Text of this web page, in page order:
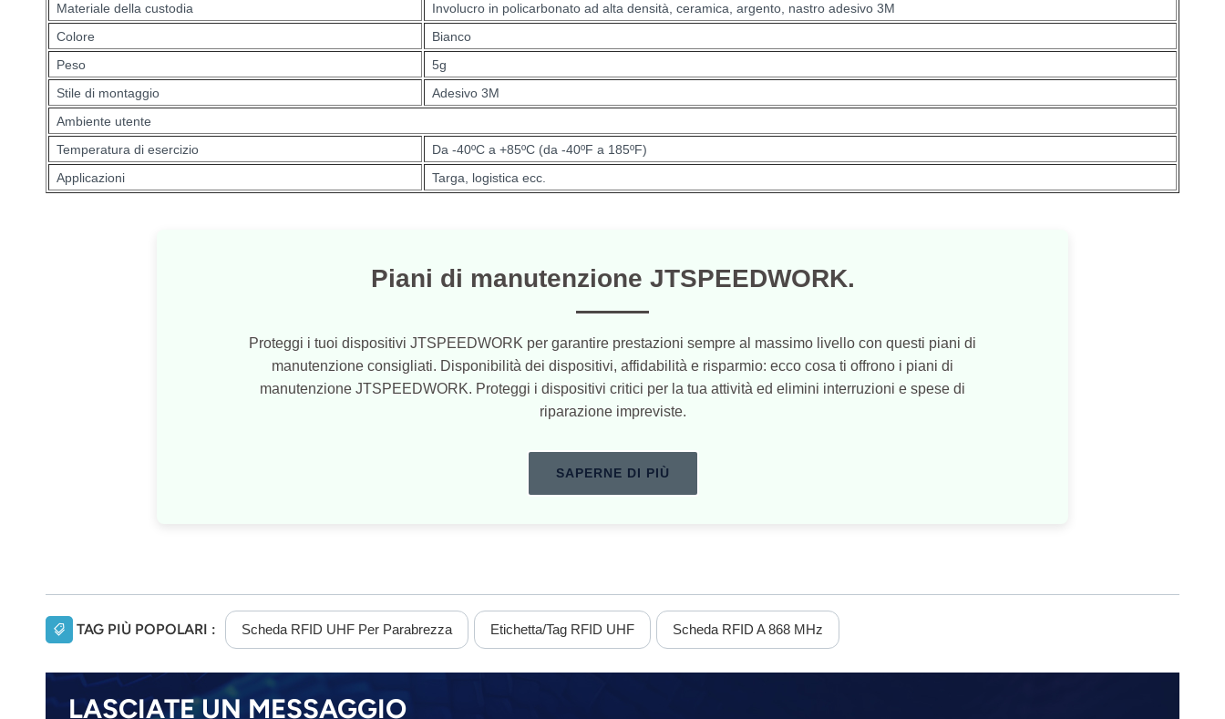
Materiale della custodia
Involucro in policarbonato ad alta densità, ceramica, argento, nastro adesivo 3M
Colore
Bianco
Peso
5g
Stile di montaggio
Adesivo 3M
Ambiente utente
Temperatura di esercizio
Da -40ºC a +85ºC (da -40ºF a 185ºF)
Applicazioni
Targa, logistica ecc.
Piani di manutenzione JTSPEEDWORK.
Proteggi i tuoi dispositivi JTSPEEDWORK per garantire prestazioni sempre al massimo livello con questi piani di
manutenzione consigliati. Disponibilità dei dispositivi, affidabilità e risparmio: ecco cosa ti offrono i piani di
manutenzione JTSPEEDWORK. Proteggi i dispositivi critici per la tua attività ed elimini interruzioni e spese di
riparazione impreviste.
SAPERNE DI PIÙ
TAG PIÙ POPOLARI : Scheda RFID UHF Per Parabrezza Etichetta/tag RFID UHF Scheda RFID A 868 MHz
LASCIATE UN MESSAGGIO